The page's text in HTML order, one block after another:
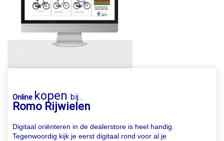
Online kopen bij...
Romo Rijwielen
Digitaal oriënteren in de dealerstore is heel handig.
Tegenwoordig kijk je eerst digitaal rond voor al je